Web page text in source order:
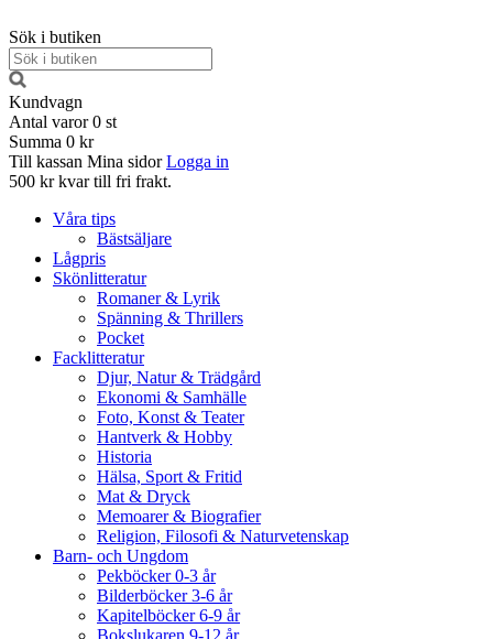
Sök i butiken
Kundvagn
Antal varor 0 st
Summa 0 kr
Till kassan Mina sidor Logga in
500 kr kvar till fri frakt.
Våra tips
Bästsäljare
Lågpris
Skönlitteratur
Romaner & Lyrik
Spänning & Thrillers
Pocket
Facklitteratur
Djur, Natur & Trädgård
Ekonomi & Samhälle
Foto, Konst & Teater
Hantverk & Hobby
Historia
Hälsa, Sport & Fritid
Mat & Dryck
Memoarer & Biografier
Religion, Filosofi & Naturvetenskap
Barn- och Ungdom
Pekböcker 0-3 år
Bilderböcker 3-6 år
Kapitelböcker 6-9 år
Bokslukaren 9-12 år